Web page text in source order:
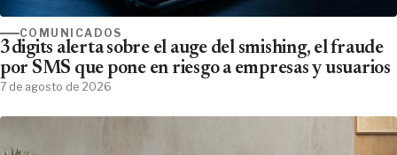
COMUNICADOS
3digits alerta sobre el auge del smishing, el fraude
por SMS que pone en riesgo a empresas y usuarios
7 de agosto de 2026